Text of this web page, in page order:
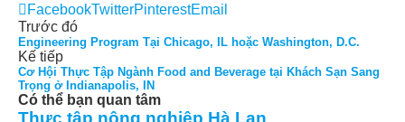
FacebookTwitterPinterestEmail
Trước đó
Engineering Program Tại Chicago, IL hoặc Washington, D.C.
Kế tiếp
Cơ Hội Thực Tập Ngành Food and Beverage tại Khách Sạn Sang
Trọng ở Indianapolis, IN
Có thể bạn quan tâm
Thực tập nông nghiệp Hà Lan